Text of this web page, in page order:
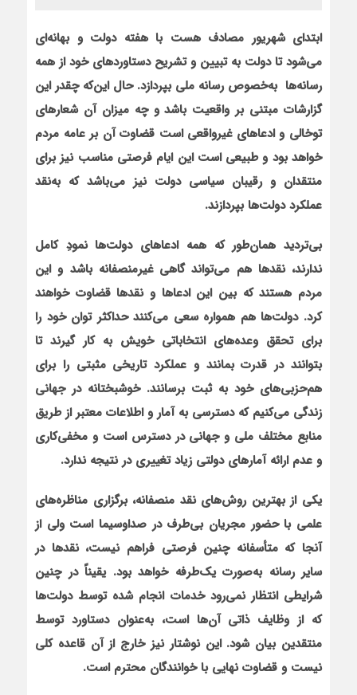
ابتدای شهریور مصادف هست با هفته دولت و بهانه‌ای
می‌شود تا دولت‌ به تبیین و تشریح دستاوردهای خود از همه
رسانه‌ها به‌خصوص رسانه ملی بپردازد. حال این‌که چقدر این
گزارشات مبتنی بر واقعیت باشد و چه میزان آن شعارهای
توخالی و ادعاهای غیرواقعی است قضاوت آن بر عامه مردم
خواهد بود و طبیعی است این ایام فرصتی مناسب نیز برای
منتقدان و رقیبان سیاسی دولت نیز می‌باشد که به‌نقد
عملکرد دولت‌ها بپردازند.
بی‌تردید همان‌طور که همه ادعاهای دولت‌ها نمودِ کامل
ندارند، نقدها هم می‌تواند گاهی غیرمنصفانه باشد و این
مردم هستند که بین این ادعاها و نقدها قضاوت خواهند
کرد. دولت‌ها هم همواره سعی می‌کنند حداکثر توان خود را
برای تحقق وعده‌های انتخاباتی خویش به کار گیرند تا
بتوانند در قدرت بمانند و عملکرد تاریخی مثبتی را برای
هم‌حزبی‌های خود به ثبت برسانند. خوشبختانه در جهانی
زندگی می‌کنیم که دسترسی به آمار و اطلاعات معتبر از طریق
منابع مختلف ملی و جهانی در دسترس است و مخفی‌کاری
و عدم ارائه آمارهای دولتی زیاد تغییری در نتیجه ندارد.
یکی از بهترین روش‌های نقد منصفانه، برگزاری مناظره‌های
علمی با حضور مجریان بی‌طرف در صداوسیما است ولی از
آنجا که متأسفانه چنین فرصتی فراهم نیست، نقدها در
سایر رسانه به‌صورت یک‌طرفه خواهد بود. یقیناً در چنین
شرایطی انتظار نمی‌رود خدمات انجام شده توسط دولت‌ها
که از وظایف ذاتی آن‌ها است، به‌عنوان دستاورد توسط
منتقدین بیان شود. این نوشتار نیز خارج از آن قاعده کلی
نیست و قضاوت نهایی با خوانندگان محترم است.